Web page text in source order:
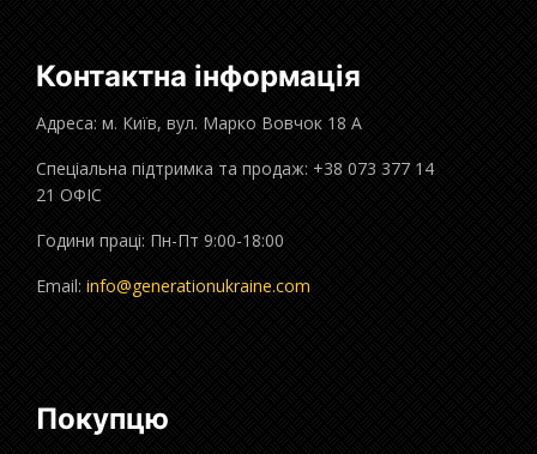
Контактна інформація
Адреса: м. Київ, вул. Марко Вовчок 18 А
Спеціальна підтримка та продаж: +38 073 377 14
21 ОФІС
Години праці: Пн-Пт 9:00-18:00
Email: info@generationukraine.com
Покупцю